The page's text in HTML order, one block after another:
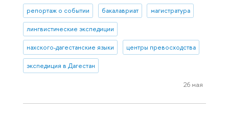
репортаж о событии бакалавриат магистратура
лингвистические экспедиции
нахского-дагестанские языки центры превосходства
экспедиция в Дагестан
26 мая